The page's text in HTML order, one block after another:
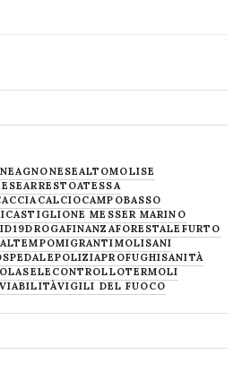
AGNONESEALTOMOLISE
ARRESTOATESSA
CALCIOCAMPOBASSO
CASTIGLIONE MESSER MARINO
DROGAFINANZAFORESTALE FURTO
MIGRANTIMOLISANI
POLIZIAPROFUGHISANITÀ
SELECONTROLLOTERMOLI
VIABILITÀVIGILI DEL FUOCO